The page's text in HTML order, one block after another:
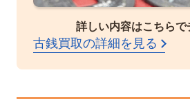
詳しい内容はこちらで
古銭買取の詳細を見る